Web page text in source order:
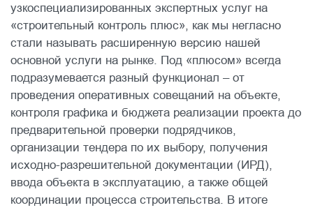
узкоспециализированных экспертных услуг на
«строительный контроль плюс», как мы негласно
стали называть расширенную версию нашей
основной услуги на рынке. Под «плюсом» всегда
подразумевается разный функционал – от
проведения оперативных совещаний на объекте,
контроля графика и бюджета реализации проекта до
предварительной проверки подрядчиков,
организации тендера по их выбору, получения
исходно-разрешительной документации (ИРД),
ввода объекта в эксплуатацию, а также общей
координации процесса строительства. В итоге